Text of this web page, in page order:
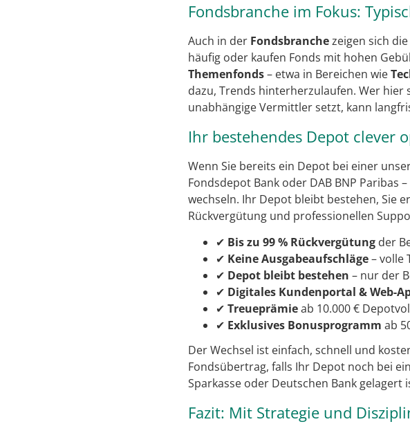
Fondsbranche im Fokus:
Auch in der Fondsbranchezeigen sich
häufig oder kaufen Fonds mit hohen
Themenfonds– etwa in Bereichen wie
dazu, Trends hinterherzulaufen. Wer
unabhängige Vermittler setzt, kann
Ihr bestehendes Depot clever
Wenn Sie bereits ein Depot bei einer
Fondsdepot Bank oder DAB BNP Paribas
wechseln. Ihr Depot bleibt bestehen, Sie
Rückvergütung und professionellen
✔ Bis zu 99 % Rückvergütung der
✔ Keine Ausgabeaufschläge– volle
✔ Depot bleibt bestehen – nur der
✔ Digitales Kundenportal & Web-
✔ Treueprämieab 10.000 €
✔ Exklusives Bonusprogramm ab
Der Wechsel ist einfach, schnell und
Fondsübertrag, falls Ihr Depot noch bei
Sparkasse oder Deutschen Bank gelagert
Fazit: Mit Strategie und